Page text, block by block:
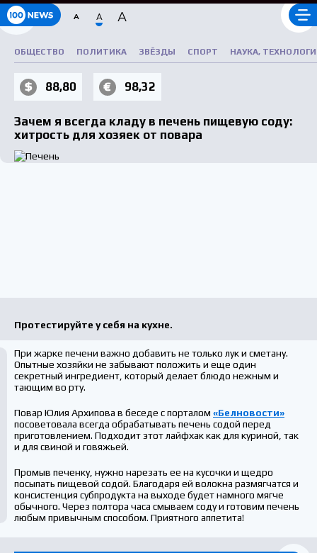
88,80 98,32
ОБЩЕСТВО ПОЛИТИКА ЗВЁЗДЫ СПОРТ НАУКА,
A A A
Зачем я всегда кладу в печень пищевую соду:
хитрость для хозяек от повара
Протестируйте у себя на кухне.
При жарке печени важно добавить не только лук и сметану.
Опытные хозяйки не забывают положить и еще один
секретный ингредиент, который делает блюдо нежным и
тающим во рту.
Повар Юлия Архипова в беседе с порталом «Белновости»
посоветовала всегда обрабатывать печень содой перед
приготовлением. Подходит этот лайфхак как для куриной, так
и для свиной и говяжьей.
Промыв печенку, нужно нарезать ее на кусочки и щедро
посыпать пищевой содой. Благодаря ей волокна размягчатся и
консистенция субпродукта на выходе будет намного мягче
обычного. Через полтора часа смываем соду и готовим печень
любым привычным способом. Приятного аппетита!